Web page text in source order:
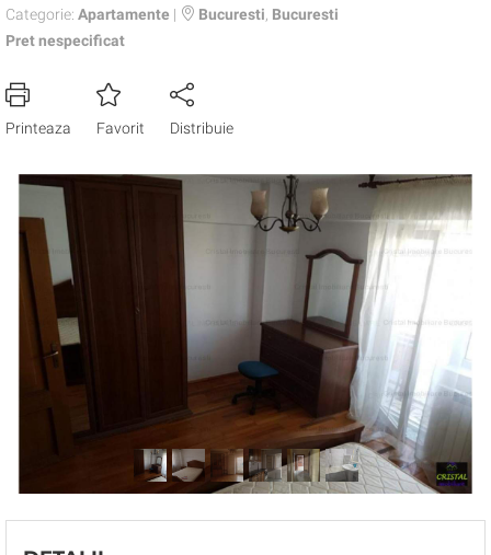
Categorie: Apartamente | Bucuresti Bucuresti
Pret nespecificat
Printeaza Favorit Distribuie